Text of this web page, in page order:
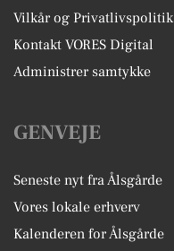
Vilkår og Privatlivspolitik
Kontakt VORES Digital
Administrer samtykke
GENVEJE
Seneste nyt fra Ålsgårde
Vores lokale erhverv
Kalenderen for Ålsgårde